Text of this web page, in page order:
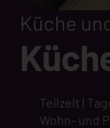
Küche
Teilzeit |
Wohn- und